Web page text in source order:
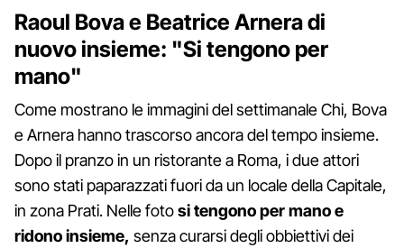
Raoul Bova e Beatrice Arnera di
nuovo insieme: "Si tengono per
mano"
Come mostrano le immagini del settimanale Chi, Bova
e Arnera hanno trascorso ancora del tempo insieme.
Dopo il pranzo in un ristorante a Roma, i due attori
sono stati paparazzati fuori da un locale della Capitale,
in zona Prati. Nelle fotosi tengono per mano e
ridono insieme, senza curarsi degli obbiettivi dei